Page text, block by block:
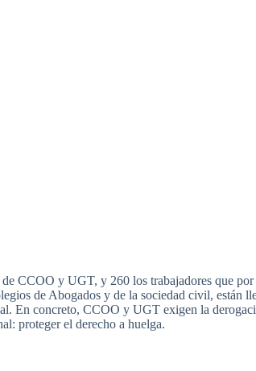
de CCOO y UGT, y 260 los trabajadores que por
de Abogados y de la sociedad civil, están
. En concreto, CCOO y UGT exigen la
protegerel derecho a huelga.